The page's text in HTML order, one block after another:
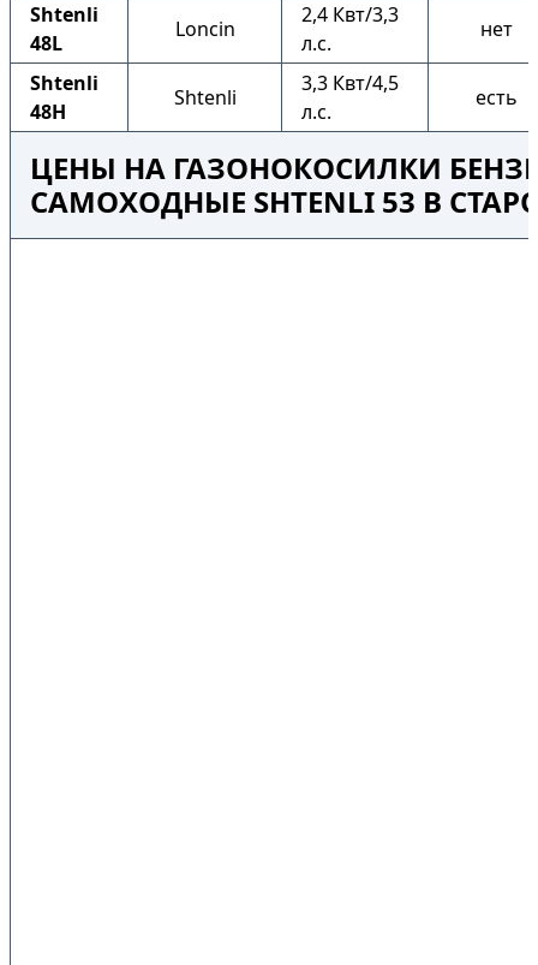
Shtenli
48L
Loncin
2,4 Квт/3,3
л.с.
нет
Shtenli
48H
Shtenli
3,3 Квт/4,5
л.с.
есть
ЦЕНЫ НА ГАЗОНОКОСИЛКИ
САМОХОДНЫЕ SHTENLI 53 В